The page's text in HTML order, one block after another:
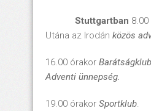
Stuttgartban
Utána az Irodán közös
16.00 órakor Barátságklub
Adventi ünnepség.
19.00 órakor Sportklub.